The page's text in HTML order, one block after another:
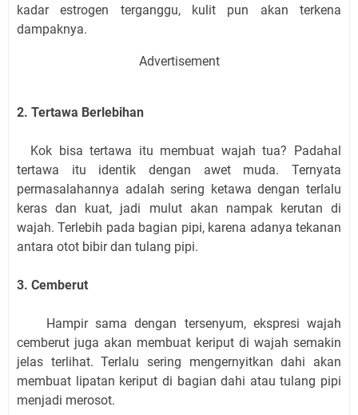
kadar estrogen terganggu, kulit pun akan terkena
dampaknya.
Advertisement
2. Tertawa Berlebihan
Kok bisa tertawa itu membuat wajah tua? Padahal
tertawa itu identik dengan awet muda. Ternyata
permasalahannya adalah sering ketawa dengan terlalu
keras dan kuat, jadi mulut akan nampak kerutan di
wajah. Terlebih pada bagian pipi, karena adanya tekanan
antara otot bibir dan tulang pipi.
3. Cemberut
Hampir sama dengan tersenyum, ekspresi wajah
cemberut juga akan membuat keriput di wajah semakin
jelas terlihat. Terlalu sering mengernyitkan dahi akan
membuat lipatan keriput di bagian dahi atau tulang pipi
menjadi merosot.